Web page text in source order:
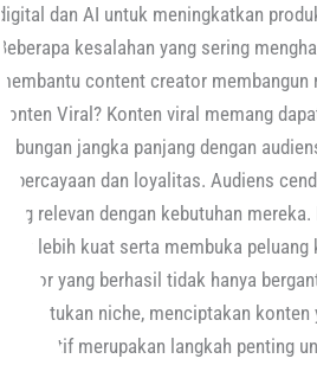
digital dan AI untuk meningkatkan
Beberapa kesalahan yang sering
membantu content creator
Konten Viral? Konten viral memang
hubungan jangka panjang dengan
kepercayaan dan loyalitas. Audiens
yang relevan dengan kebutuhan
yang lebih kuat serta membuka
creator yang berhasil tidak hanya
menentukan niche, menciptakan
yang aktif merupakan langkah penting